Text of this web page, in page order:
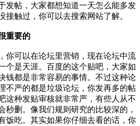
发帖，大家都想知道一天怎么能多发
接触过，你可以去搜索网站了解。
重要的
你可以在论坛里营销，现在论坛中流
个是天涯。百度的这个贴吧，大家如
钱都是非常容易的事情。不过这种论
不严的都是垃圾论坛，你发再多的帖
这种发贴审核就非常严，有些人从不
秒删。像我们规则研究的比较深的，
饭吃。其实如果你仔细去看的话，你